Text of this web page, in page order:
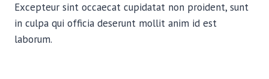
Excepteur sint occaecat cupidatat non proident, sunt
in culpa qui officia deserunt mollit anim id est
laborum.